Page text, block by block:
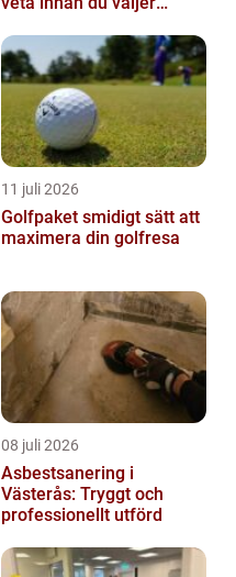
11 juli 2026
Golfpaket smidigt sätt att
maximera din golfresa
08 juli 2026
Asbestsanering i
Västerås: Tryggt och
professionellt utförd